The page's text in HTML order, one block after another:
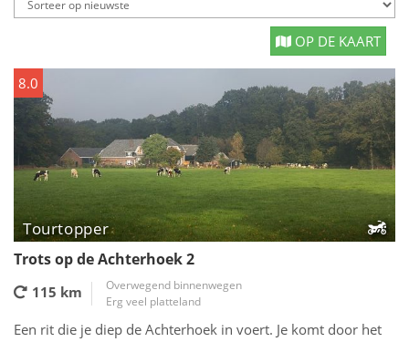
OP DE KAART
8.0
Tourtopper
Trots op de Achterhoek 2
115 km
Overwegend binnenwegen
Erg veel platteland
Een rit die je diep de Achterhoek in voert. Je komt door het